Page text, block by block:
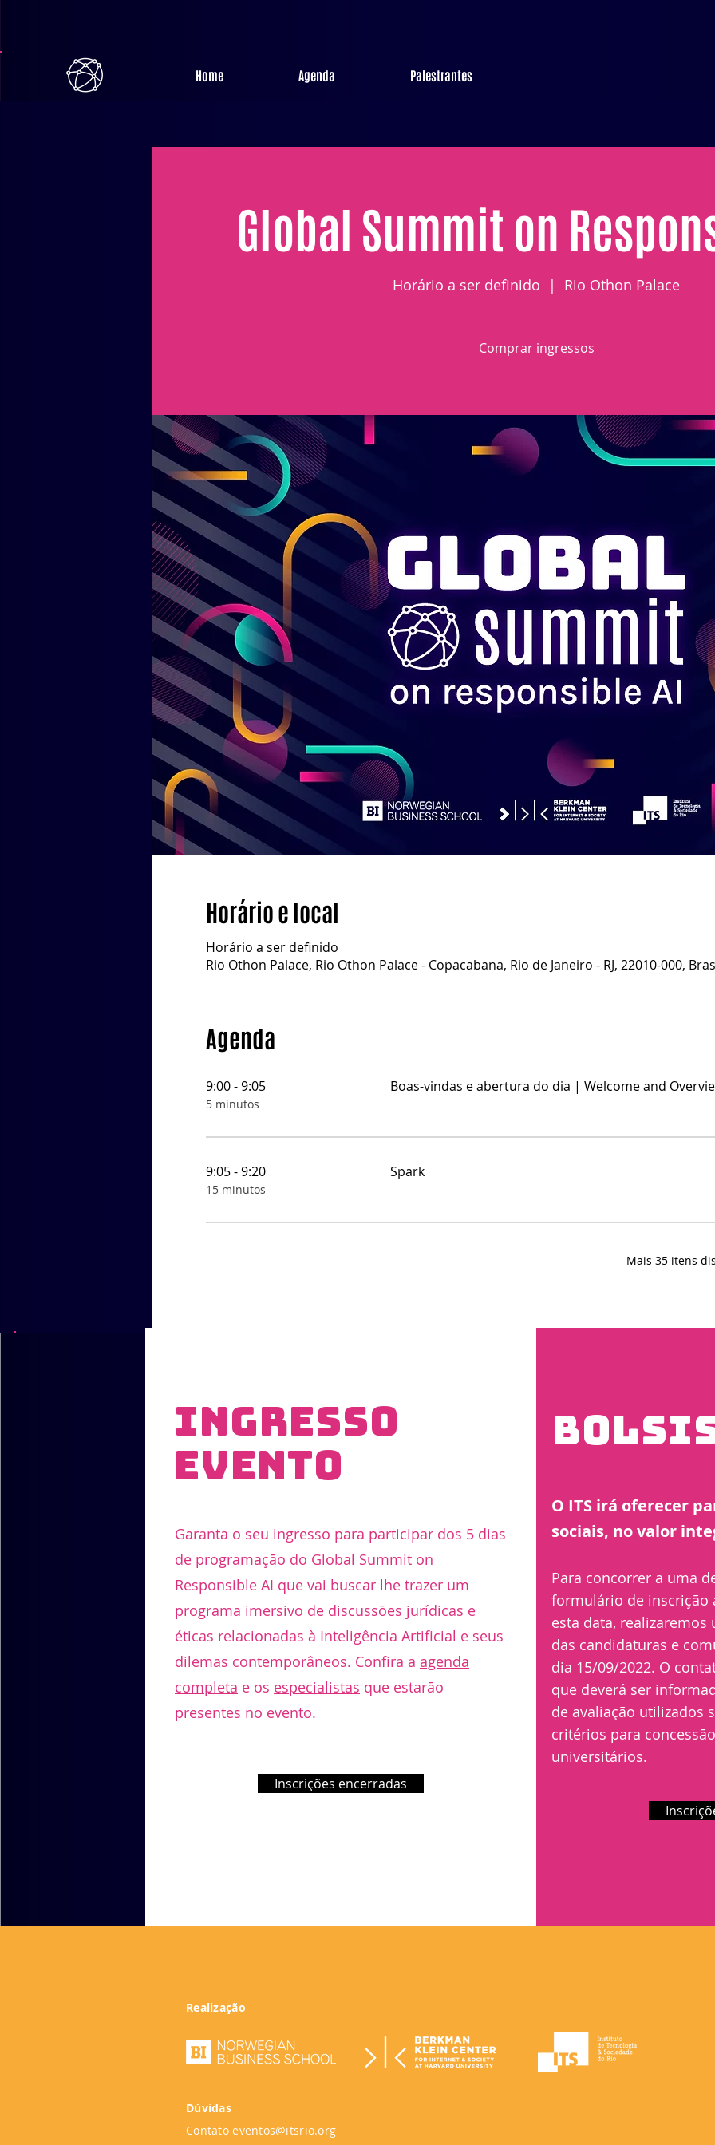
Home Agenda Palestrantes
Global Summit on
Horário a ser definido
  |
Rio Othon Palace
Comprar ingressos
Horário e local
Horário a ser definido
Rio Othon Palace, Rio Othon Palace - Copacabana, Rio de Janeiro - RJ, 22010-000,
Agenda
9:00 - 9:05
5 minutos
Boas-vindas e abertura do dia | Welcome and
9:05 - 9:20
15 minutos
Spark
Mais 35 itens
Ingresso
evento
Garanta o seu ingresso para participar dos 5 dias
de programação do Global Summit on
Responsible AI que vai buscar lhe trazer um
programa imersivo de discussões jurídicas e
éticas relacionadas à Inteligência Artificial e seus
dilemas contemporâneos. Confira a agenda
completa e os especialistas que estarão
presentes no evento.
Inscrições encerradas
O ITS irá oferecer
sociais, no valor
Para concorrer a uma
formulário de inscrição
esta data,
das candidaturas e
dia 15/09/2022. O
que deverá ser
de avaliação utilizados
critérios para
universitários.
Realização
Dúvidas
Contatoeventos@itsrio.org